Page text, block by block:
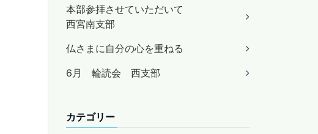
本部参拝させていただいて
西宮南支部
仏さまに自分の心を重ねる
6月 輪読会 西支部
カテゴリー